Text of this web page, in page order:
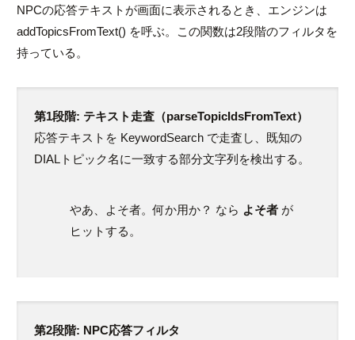
NPCの応答テキストが画面に表示されるとき、エンジンは
addTopicsFromText() を呼ぶ。この関数は2段階のフィルタを
持っている。
第1段階: テキスト走査（parseTopicIdsFromText）
応答テキストを KeywordSearch で走査し、既知の
DIALトピック名に一致する部分文字列を検出する。
やあ、よそ者。何か用か？ なら よそ者 が
ヒットする。
第2段階: NPC応答フィルタ